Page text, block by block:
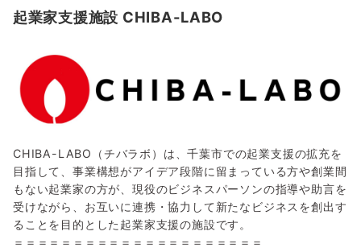
起業家支援施設 CHIBA-LABO
CHIBA-LABO（チバラボ）は、千葉市での起業支援の拡充を
目指して、事業構想がアイデア段階に留まっている方や創業間
もない起業家の方が、現役のビジネスパーソンの指導や助言を
受けながら、お互いに連携・協力して新たなビジネスを創出す
ることを目的とした起業家支援の施設です。
＝＝＝＝＝＝＝＝＝＝＝＝＝＝＝＝＝＝＝＝＝